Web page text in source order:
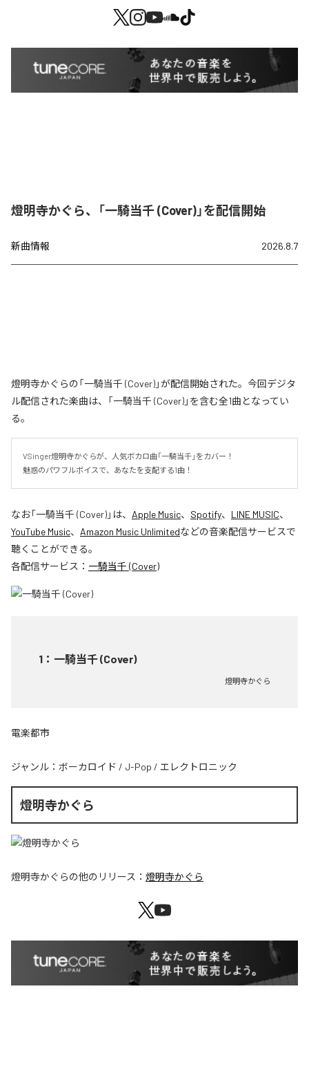
燈明寺かぐら、「一騎当千 (Cover)」を配信開始
新曲情報 2026.8.7
燈明寺かぐらの「一騎当千 (Cover)」が配信開始された。今回デジタ
ル配信された楽曲は、「一騎当千 (Cover)」を含む全1曲となってい
る。
VSinger燈明寺かぐらが、人気ボカロ曲「一騎当千」をカバー！
魅惑のパワフルボイスで、あなたを支配する1曲！
なお「一騎当千 (Cover)」は、 Apple Music、 Spotify、 LINE MUSIC、
YouTube Music、 Amazon Music Unlimitedなどの音楽配信サービスで
聴くことができる。
各配信サービス： 一騎当千 (Cover)
1 ： 一騎当千 (Cover)
燈明寺かぐら
電楽都市
ジャンル： ボーカロイド / J-Pop / エレクトロニック
燈明寺かぐら
燈明寺かぐらの他のリリース： 燈明寺かぐら